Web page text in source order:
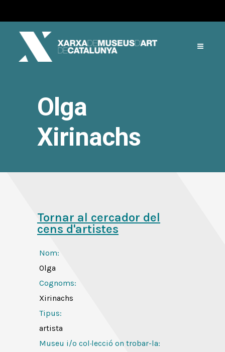
Olga
Xirinachs
Tornar al cercador del
cens d'artistes
Nom:
Olga
Cognoms:
Xirinachs
Tipus:
artista
Museu i/o col·lecció on trobar-la: